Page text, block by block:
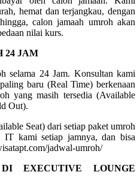
hemat dan terjangkau, dengan
calon jamaah umroh akan
nilai kurs.
24 JAM
selama 24 Jam. Konsultan kami
baru (Real Time) berkenaan
yang masih tersedia (Available
Out).
Seat) dari setiap paket umroh
IT kami setiap jamnya, dan bisa
jadwal-umroh/
EXECUTIVE LOUNGE